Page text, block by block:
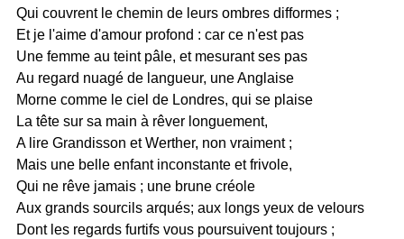
Qui couvrent le chemin de leurs ombres difformes ;
Et je l'aime d'amour profond : car ce n'est pas
Une femme au teint pâle, et mesurant ses pas
Au regard nuagé de langueur, une Anglaise
Morne comme le ciel de Londres, qui se plaise
La tête sur sa main à rêver longuement,
A lire Grandisson et Werther, non vraiment ;
Mais une belle enfant inconstante et frivole,
Qui ne rêve jamais ; une brune créole
Aux grands sourcils arqués; aux longs yeux de velours
Dont les regards furtifs vous poursuivent toujours ;